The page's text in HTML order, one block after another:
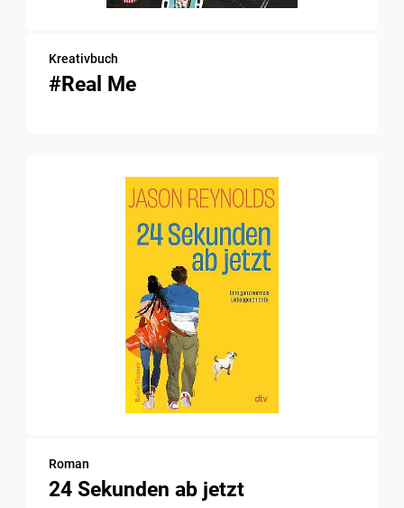
Kreativbuch
#Real Me
Roman
24 Sekunden ab jetzt